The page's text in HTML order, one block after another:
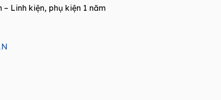
Linh kiện, phụ kiện 1 năm